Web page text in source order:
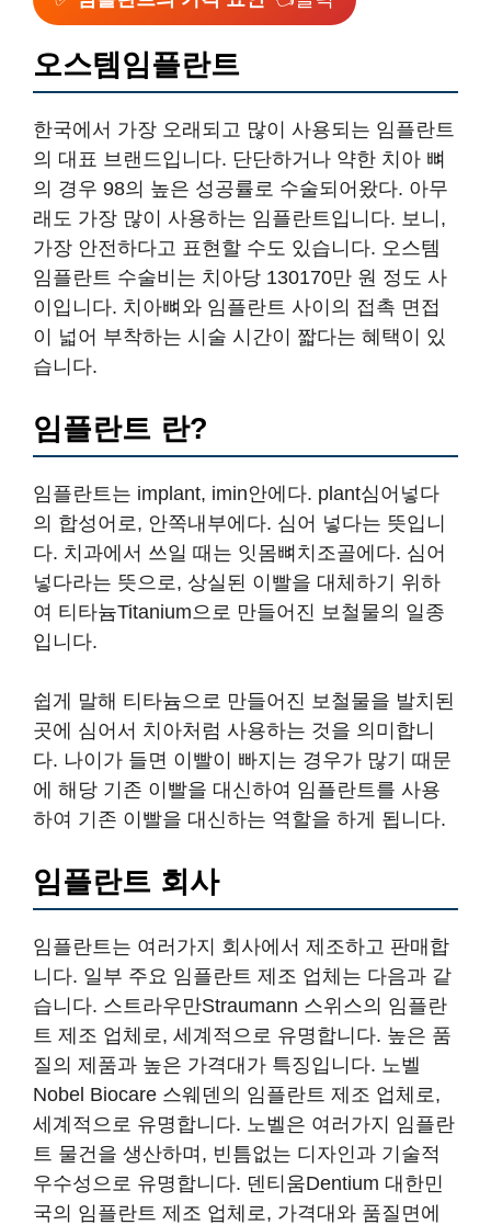
오스템임플란트
한국에서 가장 오래되고 많이 사용되는 임플란트
의 대표 브랜드입니다. 단단하거나 약한 치아 뼈
의 경우 98의 높은 성공률로 수술되어왔다. 아무
래도 가장 많이 사용하는 임플란트입니다. 보니,
가장 안전하다고 표현할 수도 있습니다. 오스템
임플란트 수술비는 치아당 130170만 원 정도 사
이입니다. 치아뼈와 임플란트 사이의 접촉 면접
이 넓어 부착하는 시술 시간이 짧다는 혜택이 있
습니다.
임플란트 란?
임플란트는 implant, imin안에다. plant심어넣다
의 합성어로, 안쪽내부에다. 심어 넣다는 뜻입니
다. 치과에서 쓰일 때는 잇몸뼈치조골에다. 심어
넣다라는 뜻으로, 상실된 이빨을 대체하기 위하
여 티타늄Titanium으로 만들어진 보철물의 일종
입니다.
쉽게 말해 티타늄으로 만들어진 보철물을 발치된
곳에 심어서 치아처럼 사용하는 것을 의미합니
다. 나이가 들면 이빨이 빠지는 경우가 많기 때문
에 해당 기존 이빨을 대신하여 임플란트를 사용
하여 기존 이빨을 대신하는 역할을 하게 됩니다.
임플란트 회사
임플란트는 여러가지 회사에서 제조하고 판매합
니다. 일부 주요 임플란트 제조 업체는 다음과 같
습니다. 스트라우만Straumann 스위스의 임플란
트 제조 업체로, 세계적으로 유명합니다. 높은 품
질의 제품과 높은 가격대가 특징입니다. 노벨
Nobel Biocare 스웨덴의 임플란트 제조 업체로,
세계적으로 유명합니다. 노벨은 여러가지 임플란
트 물건을 생산하며, 빈틈없는 디자인과 기술적
우수성으로 유명합니다. 덴티움Dentium 대한민
국의 임플란트 제조 업체로, 가격대와 품질면에